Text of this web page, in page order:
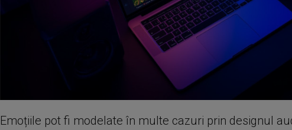
Emoțiile pot fi modelate în multe cazuri prin designul